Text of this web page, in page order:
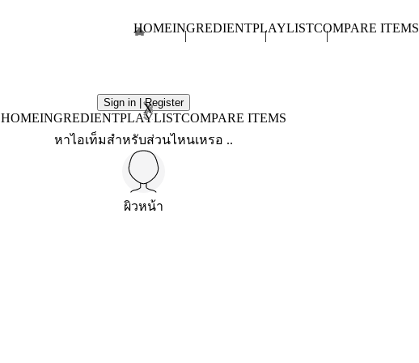
HOMEINGREDIENTPLAYLISTCOMPARE ITEMS
Sign in | Register
X
HOMEINGREDIENTPLAYLISTCOMPARE ITEMS
หาไอเท็มสำหรับส่วนไหนเหรอ ..
ผิวหน้า